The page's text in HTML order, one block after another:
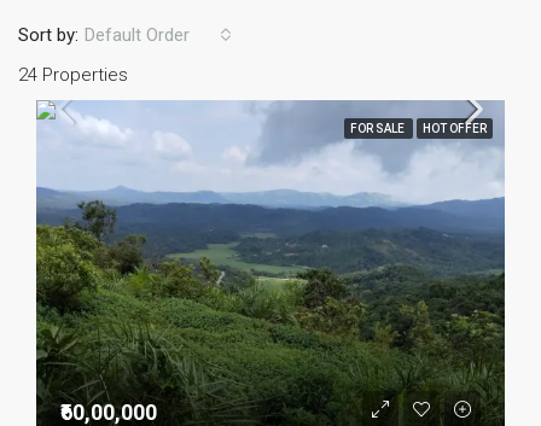
24 Properties
Sort by: Default Order
FOR SALE HOT OFFER
₹60,00,000